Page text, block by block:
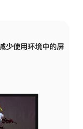
少使用环境中的屏